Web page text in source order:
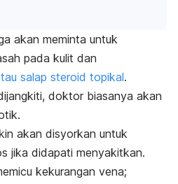
akan meminta untuk
pada kulit dan
salap steroid topikal.
doktor biasanya akan
akan disyorkan untuk
jika didapati menyakitkan.
kekurangan vena;